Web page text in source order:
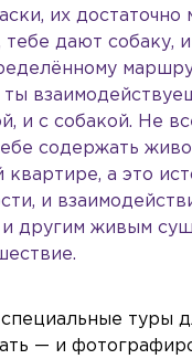
их достаточно
тебе дают собаку,
ты
и с собакой. Не
содержать
квартире, а это
и
другим живым
туры
— и